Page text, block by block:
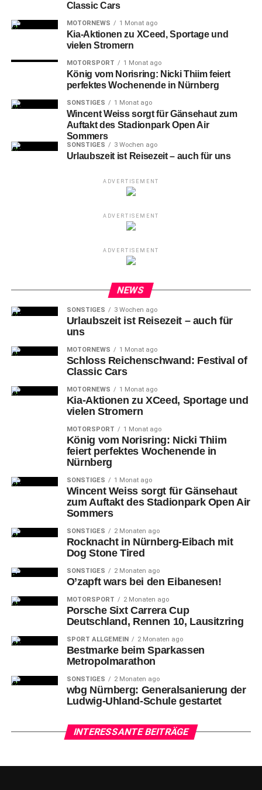
Classic Cars
MOTORNEWS 1 Monat ago
Kia-Aktionen zu XCeed, Sportage und
vielen Stromern
MOTORSPORT 1 Monat ago
König vom Norisring: Nicki Thiim feiert
perfektes Wochenende in Nürnberg
SONSTIGES 1 Monat ago
Wincent Weiss sorgt für Gänsehaut zum
Auftakt des Stadionpark Open Air
Sommers
SONSTIGES 3 Wochen ago
Urlaubszeit ist Reisezeit – auch für uns
ADVERTISEMENT
ADVERTISEMENT
ADVERTISEMENT
NEWS
SONSTIGES 3 Wochen ago
Urlaubszeit ist Reisezeit – auch für
uns
MOTORNEWS 1 Monat ago
Schloss Reichenschwand: Festival of
Classic Cars
MOTORNEWS 1 Monat ago
Kia-Aktionen zu XCeed, Sportage und
vielen Stromern
MOTORSPORT 1 Monat ago
König vom Norisring: Nicki Thiim
feiert perfektes Wochenende in
Nürnberg
SONSTIGES 1 Monat ago
Wincent Weiss sorgt für Gänsehaut
zum Auftakt des Stadionpark Open Air
Sommers
SONSTIGES 2 Monaten ago
Rocknacht in Nürnberg-Eibach mit
Dog Stone Tired
SONSTIGES 2 Monaten ago
O’zapft wars bei den Eibanesen!
MOTORSPORT 2 Monaten ago
Porsche Sixt Carrera Cup
Deutschland, Rennen 10, Lausitzring
SPORT ALLGEMEIN 2 Monaten ago
Bestmarke beim Sparkassen
Metropolmarathon
SONSTIGES 2 Monaten ago
wbg Nürnberg: Generalsanierung der
Ludwig-Uhland-Schule gestartet
INTERESSANTE BEITRÄGE